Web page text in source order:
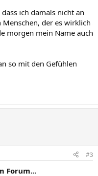
ich damals nicht an
der es wirklich
morgen mein Name auch
so mit den Gefühlen
#3
Forum...